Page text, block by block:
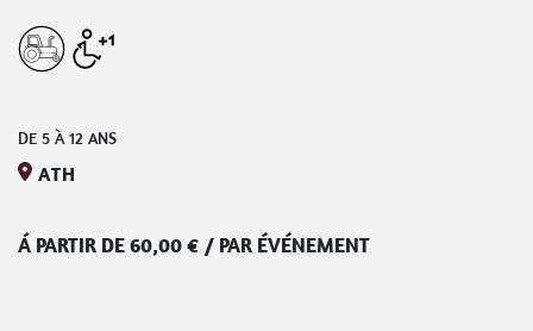
DE 5 À12 ANS
ATH
Á PARTIR DE60,00€ / PAR ÉVÉNEMENT